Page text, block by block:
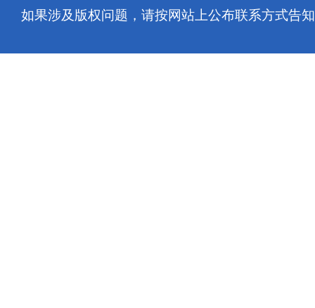
如果涉及版权问题，请按网站上公布联系方式告